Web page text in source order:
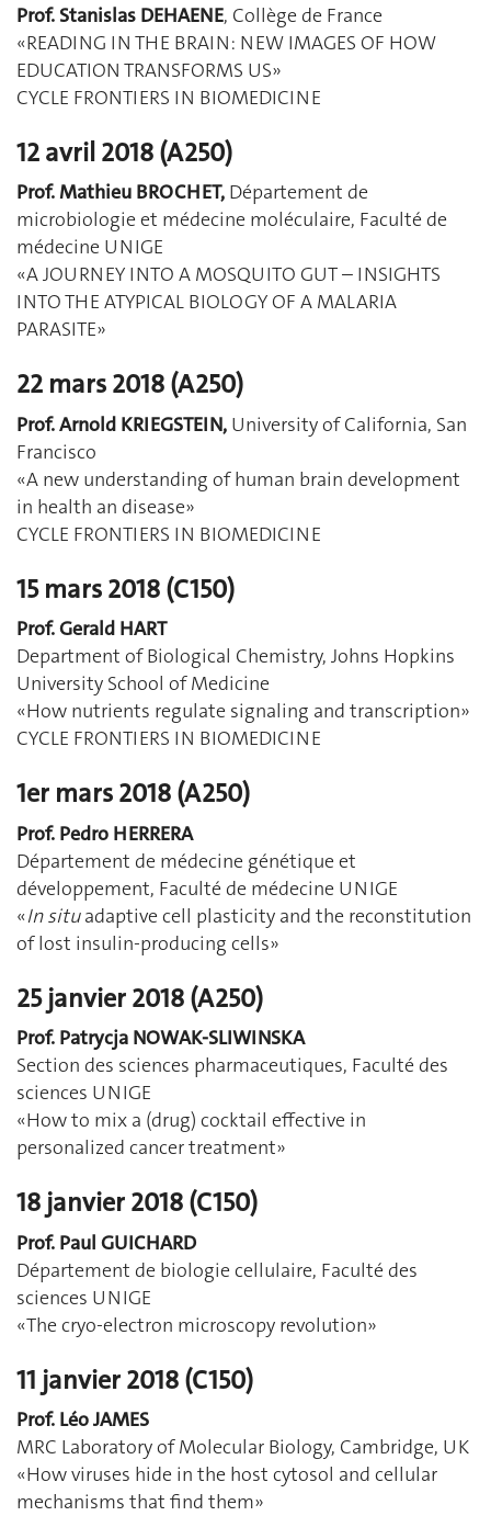
Prof. Stanislas DEHAENE, Collège de France
«READING IN THE BRAIN: NEW IMAGES OF HOW
EDUCATION TRANSFORMS US»
CYCLE FRONTIERS IN BIOMEDICINE
12 avril 2018 (A250)
Prof. Mathieu BROCHET, Département de
microbiologie et médecine moléculaire, Faculté de
médecine UNIGE
«A JOURNEY INTO A MOSQUITO GUT – INSIGHTS
INTO THE ATYPICAL BIOLOGY OF A MALARIA
PARASITE»
22 mars 2018 (A250)
Prof. Arnold KRIEGSTEIN, University of California, San
Francisco
«A new understanding of human brain development
in health an disease»
CYCLE FRONTIERS IN BIOMEDICINE
15 mars 2018 (C150)
Prof. Gerald HART
Department of Biological Chemistry, Johns Hopkins
University School of Medicine
«How nutrients regulate signaling and transcription»
CYCLE FRONTIERS IN BIOMEDICINE
1er mars 2018 (A250)
Prof. Pedro HERRERA
Département de médecine génétique et
développement, Faculté de médecine UNIGE
«In situadaptive cell plasticity and the reconstitution
of lost insulin-producing cells»
25 janvier 2018 (A250)
Prof. Patrycja NOWAK-SLIWINSKA
Section des sciences pharmaceutiques, Faculté des
sciences UNIGE
«How to mix a (drug) cocktail effective in
personalized cancer treatment»
18 janvier 2018 (C150)
Prof. Paul GUICHARD
Département de biologie cellulaire, Faculté des
sciences UNIGE
«The cryo-electron microscopy revolution»
11 janvier 2018 (C150)
Prof. Léo JAMES
MRC Laboratory of Molecular Biology, Cambridge, UK
«How viruses hide in the host cytosol and cellular
mechanisms that find them»